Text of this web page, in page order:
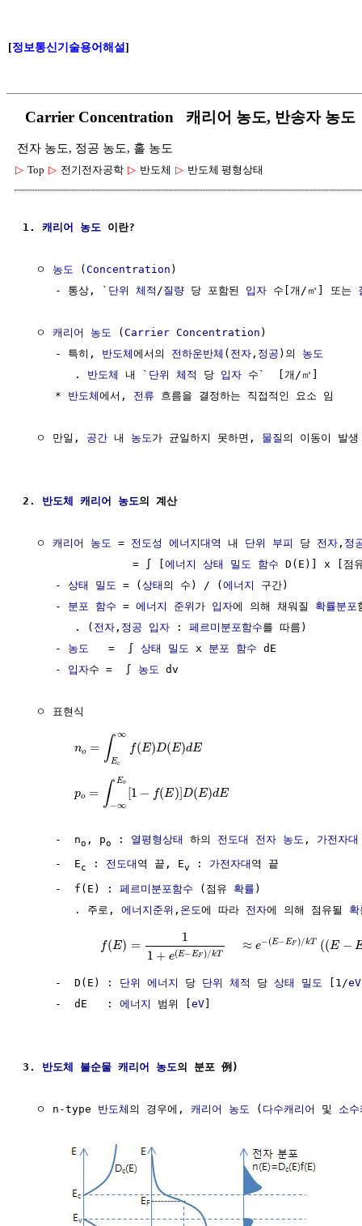
[정보통신기술용어해설]
Carrier Concentration 캐리어 농도, 반송자 농도
전자 농도, 정공 농도, 홀 농도
▷ Top ▷ 전기전자공학 ▷ 반도체 ▷ 반도체 평형상태
1. 캐리어 농도 이란?
  ㅇ
농도 (Concentration )
     - 통상, `
단위 체적 /질량 당 포함된 입자 수[개/㎥] 또는
  ㅇ
캐리어 농도 (Carrier Concentration )
     - 특히,
반도체에서의 전하운반체 ( 전자 , 정공 )의 농도
        .
반도체 내 ` 단위 체적 당 입자 수`  [개/㎥]
     *
반도체에서, 전류 흐름을 결정하는 직접적인 요소 임
  ㅇ 만일,
공간 내 농도 가 균일하지 못하면, 물질 의 이동이 발
2. 반도체 캐리어 농도의 계산
  ㅇ
캐리어 농도 = 전도성 에너지대역 내 단위 부피 당 전자 , 정
                 = ∫ [
에너지 상태 밀도 함수 D(E)] x [점
     -
상태 밀도 = (상태 의 수) / (에너지
구간)
     -
분포 함수 = 에너지 준위 가 입자에 의해 채워질 확률분포
        . (
전자 , 정공 입자 : 페르미분포함수를 따름)
     -
농도
   =  ∫
상태 밀도 x 분포 함수 dE
     -
입자수 =  ∫ 농도 dv
  ㅇ 표현식
no = ∫
∞
Ec
f(E)D(E)dE
po = ∫ Ev
−∞
[1 − f(E)] D( E)dE
     -  n
o , po : 열평형상태 하의 전도대 전자 농도 , 가전자대
     -  E
c : 전도대 역 끝, Ev : 가전자대 역 끝
     -  f(E) :
페르미분포함수 (점유 확률 )
        . 주로,
에너지준위 , 온도에 따라 전자에 의해 점유될 확
f(E) =
1
1 + e(E− EF )/kT
≈ e−(E−EF )/kT ((E −
     -  D(E) :
단위 에너지 당 단위 체적 당 상태 밀도 [1/eV
     -  dE   :
에너지 범위 [ eV
3. 반도체 불순물 캐리어 농도의 분포 例)
  ㅇ n-type
반도체 의 경우에, 캐리어 농도 ( 다수캐리어 및 소